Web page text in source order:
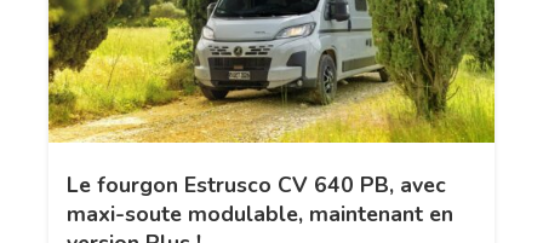
Le fourgon Estrusco CV 640 PB, avec
maxi-soute modulable, maintenant en